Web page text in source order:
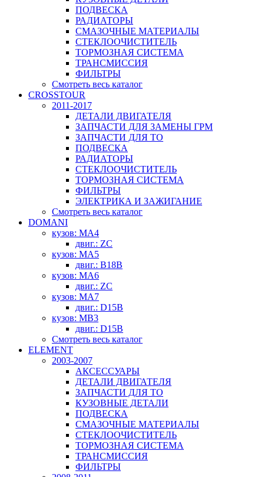
ПОДВЕСКА
РАДИАТОРЫ
СМАЗОЧНЫЕ МАТЕРИАЛЫ
СТЕКЛООЧИСТИТЕЛЬ
ТОРМОЗНАЯ СИСТЕМА
ТРАНСМИССИЯ
ФИЛЬТРЫ
Смотреть весь каталог
CROSSTOUR
2011-2017
ДЕТАЛИ ДВИГАТЕЛЯ
ЗАПЧАСТИ ДЛЯ ЗАМЕНЫ ГРМ
ЗАПЧАСТИ ДЛЯ ТО
ПОДВЕСКА
РАДИАТОРЫ
СТЕКЛООЧИСТИТЕЛЬ
ТОРМОЗНАЯ СИСТЕМА
ФИЛЬТРЫ
ЭЛЕКТРИКА И ЗАЖИГАНИЕ
Смотреть весь каталог
DOMANI
кузов: MA4
двиг.: ZC
кузов: MA5
двиг.: B18B
кузов: MA6
двиг.: ZC
кузов: MA7
двиг.: D15B
кузов: MB3
двиг.: D15B
Смотреть весь каталог
ELEMENT
2003-2007
АКСЕССУАРЫ
ДЕТАЛИ ДВИГАТЕЛЯ
ЗАПЧАСТИ ДЛЯ ТО
КУЗОВНЫЕ ДЕТАЛИ
ПОДВЕСКА
СМАЗОЧНЫЕ МАТЕРИАЛЫ
СТЕКЛООЧИСТИТЕЛЬ
ТОРМОЗНАЯ СИСТЕМА
ТРАНСМИССИЯ
ФИЛЬТРЫ